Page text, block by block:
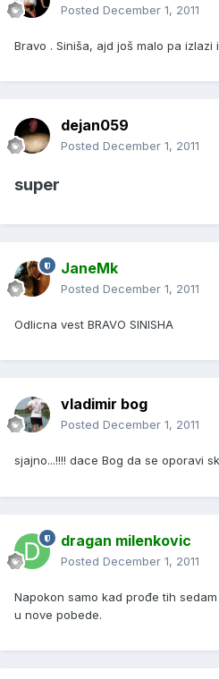
Posted December 1, 2011
Bravo . Siniša, ajd još malo pa izlazi
dejan059
Posted December 1, 2011
super
JaneMk
Posted December 1, 2011
Odlicna vest BRAVO SINISHA
vladimir bog
Posted December 1, 2011
sjajno...!!!! dace Bog da se oporavi
dragan milenkovic
Posted December 1, 2011
Napokon samo kad prođe tih
u nove pobede.